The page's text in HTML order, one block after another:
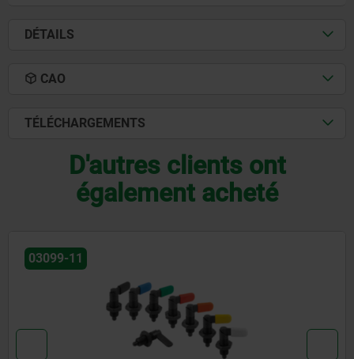
DÉTAILS
CAO
TÉLÉCHARGEMENTS
D'autres clients ont
également acheté
03102-10